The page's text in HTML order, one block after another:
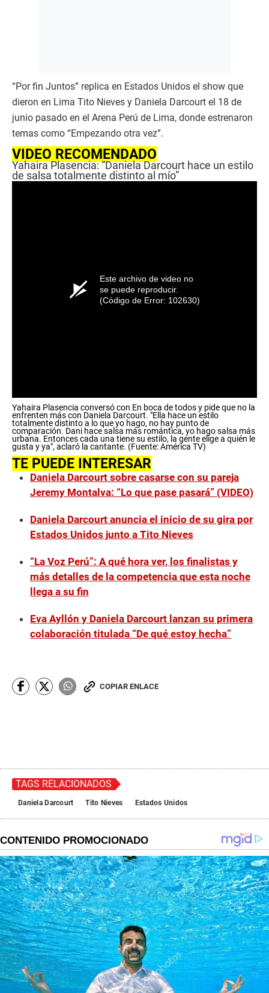
“Por fin Juntos” replica en Estados Unidos el show que
dieron en Lima Tito Nieves y Daniela Darcourt el 18 de
junio pasado en el Arena Perú de Lima, donde estrenaron
temas como “Empezando otra vez”.
VIDEO RECOMENDADO
Yahaira Plasencia: “Daniela Darcourt hace un estilo
de salsa totalmente distinto al mío”
Este archivo de video no
se puede reproducir.
(Código de Error: 102630)
Yahaira Plasencia conversó con En boca de todos y pide que no la
enfrenten más con Daniela Darcourt. "Ella hace un estilo
totalmente distinto a lo que yo hago, no hay punto de
comparación. Dani hace salsa más romántica, yo hago salsa más
urbana. Entonces cada una tiene su estilo, la gente elige a quién le
gusta y ya", aclaró la cantante. (Fuente: América TV)
TE PUEDE INTERESAR
Daniela Darcourt sobre casarse con su pareja
Jeremy Montalva: “Lo que pase pasará” (VIDEO)
Daniela Darcourt anuncia el inicio de su gira por
Estados Unidos junto a Tito Nieves
“La Voz Perú”: A qué hora ver, los finalistas y
más detalles de la competencia que esta noche
llega a su fin
Eva Ayllón y Daniela Darcourt lanzan su primera
colaboración titulada “De qué estoy hecha”
COPIAR ENLACE
TAGS RELACIONADOS
Daniela Darcourt Tito Nieves Estados Unidos